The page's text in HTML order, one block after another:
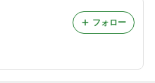
フォロー